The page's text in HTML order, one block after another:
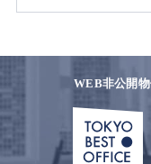
WEB非公開物